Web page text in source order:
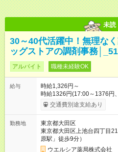
未読
30～40代活躍中！無理な
ッグストアの調剤事務
アルバイト 職種未経験OK
給与
時給1,326円～
時給1326円(17:00～1376円
以降、社内試験による更新
～100円の昇給あり （大学生は＋20円） 試
期間あり 試用期間の長さ：3
同じです。
交通費別途支給あり
勤務地
東京都大田区
東京都大田区上池台四丁目
原駅」徒歩9分）
ウエルシア薬局株式会社